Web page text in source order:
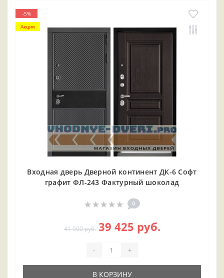
-5%
Акция
Входная дверь Дверной континент ДК-6 Софт
графит ФЛ-243 Фактурный шоколад
0
41 500 руб. 39 425 руб.
- +
В КОРЗИНУ